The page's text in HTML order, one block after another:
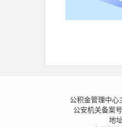
公积金管理中
公安机关备案
地